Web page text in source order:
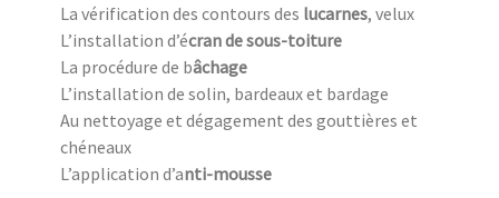
La vérification des contours des lucarnes, velux
L’installation d’écran de sous-toiture
La procédure de bâchage
L’installation de solin, bardeaux et bardage
Au nettoyage et dégagement des gouttières et
chéneaux
L’application d’anti-mousse